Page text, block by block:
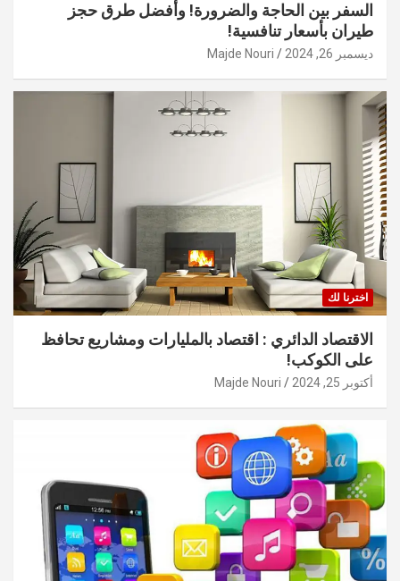
السفر بين الحاجة والضرورة! وأفضل طرق حجز
طيران بأسعار تنافسية!
ديسمبر 26, 2024 Majde Nouri
اخترنا لك
الاقتصاد الدائري : اقتصاد بالمليارات ومشاريع تحافظ
على الكوكب!
أكتوبر 25, 2024 Majde Nouri